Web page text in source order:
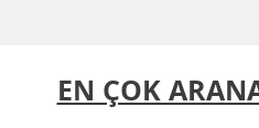
EN ÇOK